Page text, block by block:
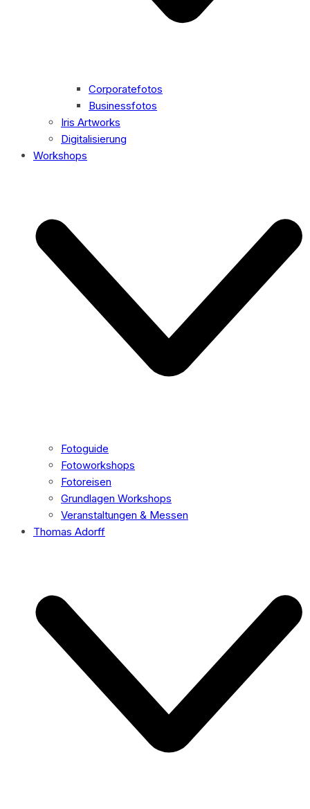
Corporatefotos
Businessfotos
Iris Artworks
Digitalisierung
Workshops
Fotoguide
Fotoworkshops
Fotoreisen
Grundlagen Workshops
Veranstaltungen & Messen
Thomas Adorff